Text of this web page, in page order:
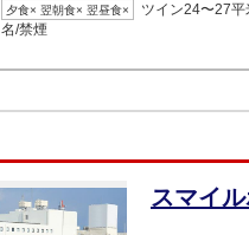
夕食× 翌朝食× 翌昼食×
ツイン24〜27平
名/禁煙
スマイ